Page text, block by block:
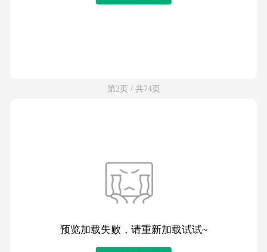
第2页 / 共74页
预览加载失败，请重新加载试试~